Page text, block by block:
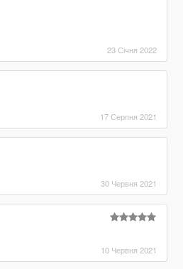
23 Січня 2022
17 Серпня 2021
30 Червня 2021
10 Червня 2021